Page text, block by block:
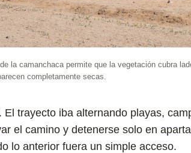
de la camanchaca permite que la vegetación cubra
completamente secas.
trayecto iba alternando playas,
el camino y detenerse solo en
lo anterior fuera un simple acceso.